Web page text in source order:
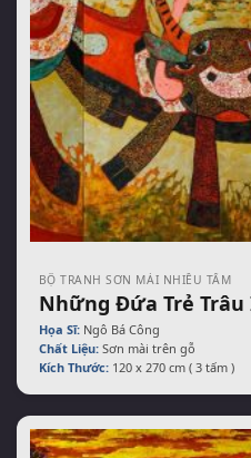
BỘ TRANH SƠN MÀI NHIỀU TẤM
Những Đứa Trẻ Trâu
Họa Sĩ:Ngô Bá Công
Chất Liệu:Sơn mài trên gỗ
Kích Thước:120 x 270 cm ( 3 tấm )